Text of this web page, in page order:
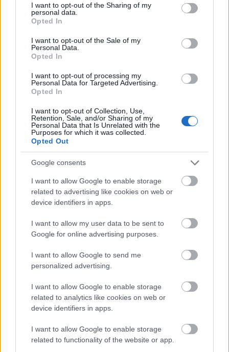
not limited to your visit or usage behaviour. You may click to
grant or deny consent to Google and its third-party tags to
use your data for below specified purposes in below Google
consent section.
I want to opt-out of the Sharing of my
personal data.
Opted In
I want to opt-out of the Sale of my
Personal Data.
Opted In
I want to opt-out of processing my
Personal Data for Targeted Advertising.
Opted In
I want to opt-out of Collection, Use,
Retention, Sale, and/or Sharing of my
Personal Data that Is Unrelated with the
Purposes for which it was collected.
Opted Out
Google consents
I want to allow Google to enable storage
related to advertising like cookies on web or
device identifiers in apps.
I want to allow my user data to be sent to
Google for online advertising purposes.
I want to allow Google to send me
personalized advertising.
I want to allow Google to enable storage
related to analytics like cookies on web or
device identifiers in apps.
I want to allow Google to enable storage
related to functionality of the website or app.
Τα επόμενα βήματα για Τζόκοβιτς και
Australian Open
Πλέον, οΣέρβοςαναμένεται να συλληφθεί και να
οδηγηθεί στο ξενοδοχείο όπου κρατούνται οι
παράτυποι μετανάστες. Πιθανότατα θα κάνει εντός
της ημέρας προσφυγή στο δικαστήριο καθώς
θέλει να προλάβει να βγει η τελεσίδικη απόφαση
ώστε αν αυτή τον δικαιώσει, να μπορέσει να
αγωνιστεί στοAustralian Open.
Αν η απόφαση δεν έχει βγει ως την Κυριακή (οι
δικηγόροι του θα ζητήσουν να εξεταστεί μέσα στο
Σαββατοκύριακο με την διαδικασία του κατ'
επείγοντος), τότε οΣέρβοςθα χάσει το grand slam
και θα πάρει το αεροπλάνο της επιστροφής, ενώ
μένει να ξεκαθαριστεί αν θα ισχύσει η
απαγόρευση εισόδου στη χώρα για τα επόμενα
Χοκ.
Ακόμη κι αν δικαιωθεί όμως, δεν είναι βέβαιο αν
θα προλάβει να αγωνιστεί καθώς δύσκολα θα βγει
απόφαση γρήγορα. ΤοAustralian Open
την Δευτέρα... Να τονιστεί πως η υπόθεση θα πάει
στα χέρια του δικαστή που δικαίωσε τον Σέρβο